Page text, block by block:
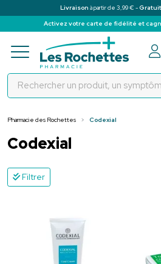
Livraison à partir de 3,99 € -
Activez votre carte de fidélité et
Pharmacie des Rochettes Codexial
Codexial
Filtrer